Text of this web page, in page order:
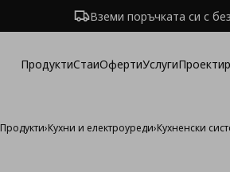
Вземи поръчката си с
ПродуктиСтаиОфертиУслуги
Продукти›Кухни и електроуреди›Кухненски